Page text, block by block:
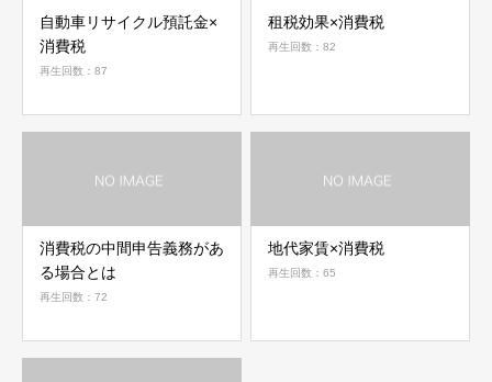
自動車リサイクル預託金×
消費税
再生回数：87
租税効果×消費税
再生回数：82
消費税の中間申告義務があ
る場合とは
再生回数：72
地代家賃×消費税
再生回数：65